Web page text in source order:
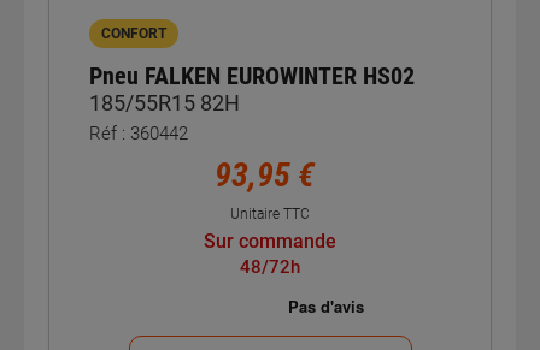
CONFORT
Pneu FALKEN EUROWINTER HS02
185/55R15 82H
Réf : 360442
93,95 €
Unitaire TTC
Sur commande
48/72h